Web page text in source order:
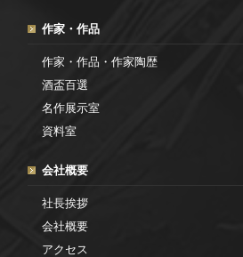
作家・作品
作家・作品・作家陶歴
酒盃百選
名作展示室
資料室
会社概要
社長挨拶
会社概要
アクセス